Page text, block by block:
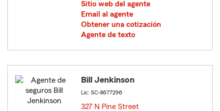
Sitio web del agente
Email al agente
Obtener una cotización
Agente de texto
Bill Jenkinson
Lic: SC-8677296
327 N Pine Street